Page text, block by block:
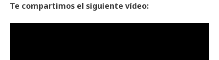
Te compartimos el siguiente vídeo: